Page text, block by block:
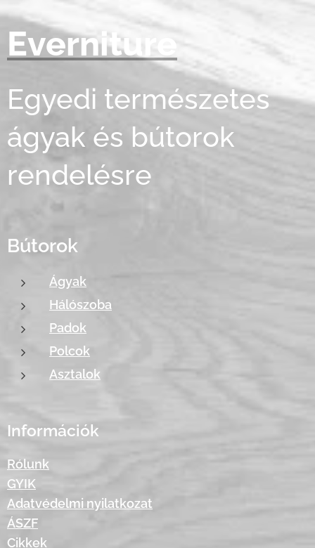
Everniture
Egyedi természetes
ágyak és bútorok
rendelésre
Bútorok
Ágyak
Hálószoba
Padok
Polcok
Asztalok
Információk
Rólunk
GYIK
Adatvédelmi nyilatkozat
ÁSZF
Cikkek